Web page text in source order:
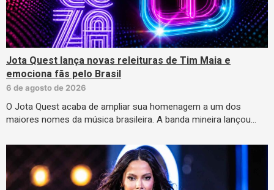
Jota Quest lança novas releituras de Tim Maia e
emociona fãs pelo Brasil
6 de agosto de 2026
O Jota Quest acaba de ampliar sua homenagem a um dos
maiores nomes da música brasileira. A banda mineira lançou…